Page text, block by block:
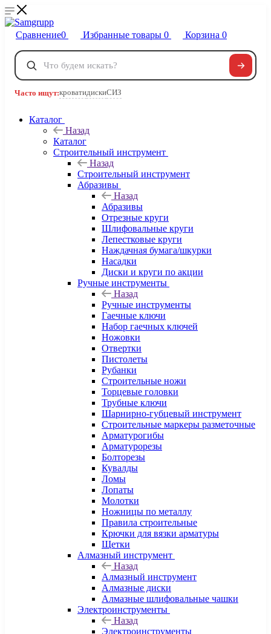
Сравнение0 Избранные товары 0 Корзина 0
Телефоны
8 800 222-40-09
Часто ищут:кроватидискиСИЗ
Каталог
Назад
Каталог
Строительный инструмент
Назад
Строительный инструмент
Абразивы
Назад
Абразивы
Отрезные круги
Шлифовальные круги
Лепестковые круги
Наждачная бумага/шкурки
Насадки
Диски и круги по акции
Ручные инструменты
Назад
Ручные инструменты
Гаечные ключи
Набор гаечных ключей
Ножовки
Отвертки
Пистолеты
Рубанки
Строительные ножи
Торцевые головки
Трубные ключи
Шарнирно-губцевый инструмент
Строительные маркеры разметочные
Арматурогибы
Арматурорезы
Болторезы
Кувалды
Ломы
Лопаты
Молотки
Ножницы по металлу
Правила строительные
Крючки для вязки арматуры
Щетки
Алмазный инструмент
Назад
Алмазный инструмент
Алмазные диски
Алмазные шлифовальные чашки
Электроинструменты
Назад
Электроинструменты